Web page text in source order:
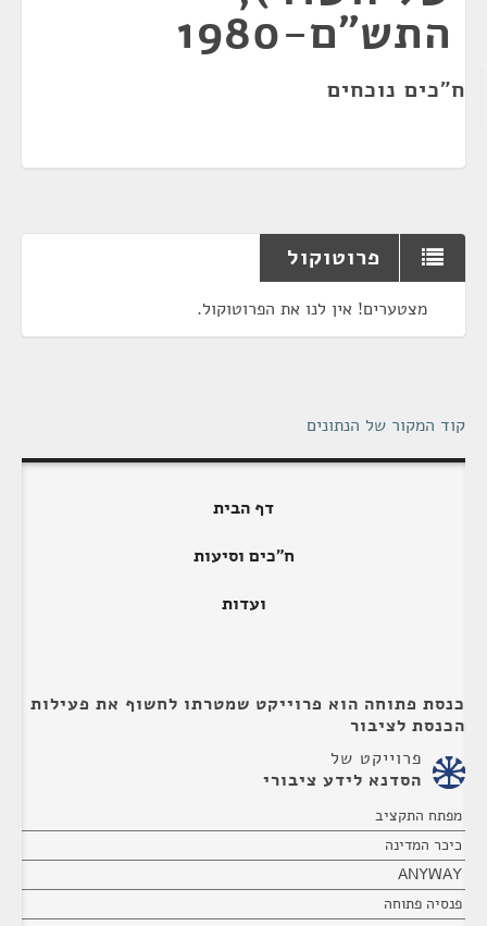
התש"ם-1980
ח"כים נוכחים
פרוטוקול
מצטערים! אין לנו את הפרוטוקול.
קוד המקור של הנתונים
דף הבית
ח"כים וסיעות
ועדות
כנסת פתוחה הוא פרוייקט שמטרתו לחשוף את פעילות
הכנסת לציבור
פרוייקט של
הסדנא לידע ציבורי
מפתח התקציב
כיכר המדינה
ANYWAY
פנסיה פתוחה